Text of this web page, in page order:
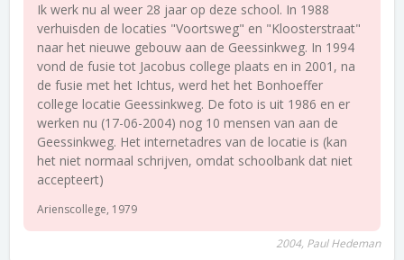
Ik werk nu al weer 28 jaar op deze school. In 1988
verhuisden de locaties "Voortsweg" en "Kloosterstraat"
naar het nieuwe gebouw aan de Geessinkweg. In 1994
vond de fusie tot Jacobus college plaats en in 2001, na
de fusie met het Ichtus, werd het het Bonhoeffer
college locatie Geessinkweg. De foto is uit 1986 en er
werken nu (17-06-2004) nog 10 mensen van aan de
Geessinkweg. Het internetadres van de locatie is (kan
het niet normaal schrijven, omdat schoolbank dat niet
accepteert)
Arienscollege, 1979
2004, Paul Hedeman